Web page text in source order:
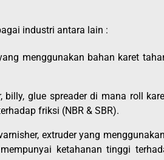
industri antara lain :
menggunakan bahan karet
billy, glue spreader di mana roll
friksi (NBR & SBR).
extruder yang
ketahanan tinggi